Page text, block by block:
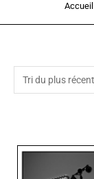
Vous êtes ici :
Accueil